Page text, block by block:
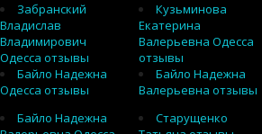
Забранский
Владислав
Владимирович
Одесса отзывы
Кузьминова
Екатерина
Валерьевна Одесса
отзывы
Байло Надежна
Одесса отзывы
Байло Надежна
Валерьевна отзывы
Байло Надежна
Старущенко